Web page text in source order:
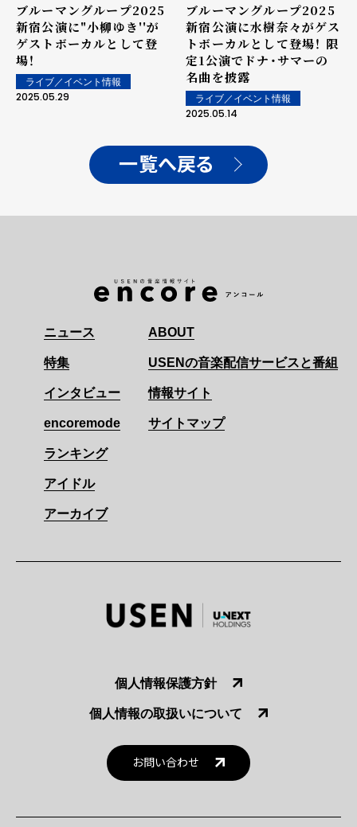
ブルーマングループ2025
新宿公演に"小柳ゆき''が
ゲストボーカルとして登
場！
ライブ／イベント情報
2025.05.29
ブルーマングループ2025
新宿公演に水樹奈々がゲス
トボーカルとして登場！ 限
定1公演でドナ・サマーの
名曲を披露
ライブ／イベント情報
2025.05.14
一覧へ戻る
ニュース
特集
インタビュー
encoremode
ランキング
アイドル
アーカイブ
ABOUT
USENの音楽配信サービスと番組
情報サイト
サイトマップ
個人情報保護方針
個人情報の取扱いについて
お問い合わせ